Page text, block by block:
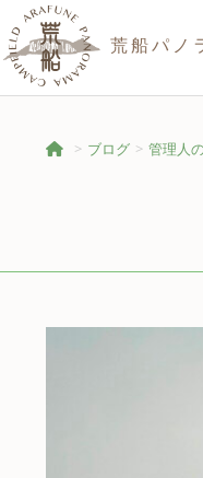
荒船パノ
ブログ 管理人